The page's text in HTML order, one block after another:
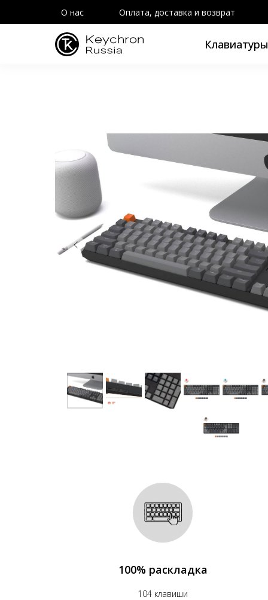
О нас Оплата, доставка и возврат
Клавиатуры
100% раскладка
104 клавиши